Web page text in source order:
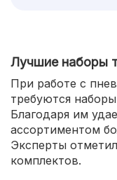
Лучшие наборы
При работе с
требуются
Благодаря им
ассортиментом
Эксперты
комплектов.